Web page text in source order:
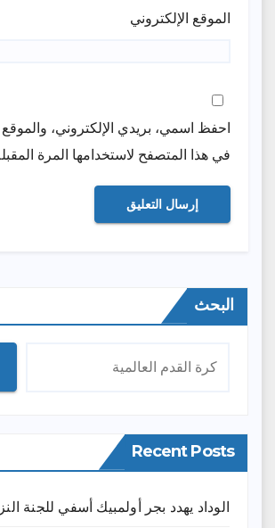
الموقع الإلكتروني
احفظ اسمي، بريدي الإلكتروني، والموقع
في هذا المتصفح لاستخدامها المرة
البحث
Recent Posts
الوداد يهدد بجر أولمبيك أسفي للجنة